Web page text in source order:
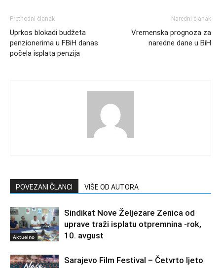
Prethodni članak
Uprkos blokadi budžeta
penzionerima u FBiH danas
počela isplata penzija
Naredni članak
Vremenska prognoza za
naredne dane u BiH
POVEZANI ČLANCI VIŠE OD AUTORA
Aktuelno
Sindikat Nove Željezare Zenica od
uprave traži isplatu otpremnina -rok,
10. avgust
Sarajevo Film Festival – Četvrto ljeto